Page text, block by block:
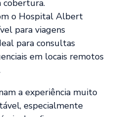
cobertura.
o Hospital Albert
para viagens
para consultas
em locais remotos
a experiência muito
especialmente